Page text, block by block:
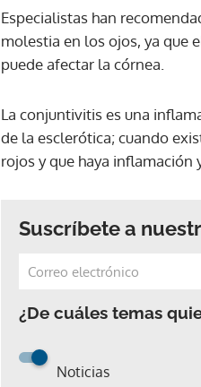
Especialistas han
molestia en los ojos, ya que
puede afectar la córnea.
La conjuntivitis es una
de la esclerótica; cuando
rojos y que haya
Suscríbete a
¿De cuáles temas
Noticias